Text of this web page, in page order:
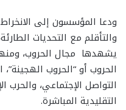
ودعا المؤسسون إلى
والتأقلم مع التحديات
يشهدها مجال الحروب،
الحروب أو “الحروب
التواصل الإجتماعي، والحرب
التقليدية المباشرة.